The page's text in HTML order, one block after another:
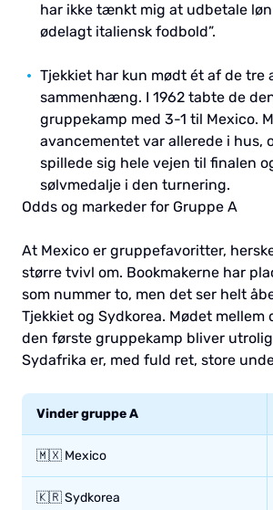
har ikke tænkt mig at udbetale
ødelagt italiensk fodbold”.
Tjekkiet har kun mødt ét af de tre
sammenhæng. I 1962 tabte de
gruppekamp med 3-1 til Mexico.
avancementet var allerede i hus,
spillede sig hele vejen til finalen
sølvmedalje i den turnering.
Odds og markeder for Gruppe A
At Mexico er gruppefavoritter,
større tvivl om. Bookmakerne har
som nummer to, men det ser helt
Tjekkiet og Sydkorea. Mødet mellem
den første gruppekamp bliver
Sydafrika er, med fuld ret, store
Vinder gruppe A
🇲🇽 Mexico
🇰🇷 Sydkorea